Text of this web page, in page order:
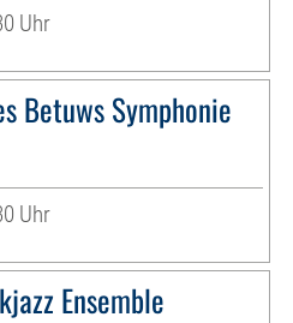
Uhr
Betuws Symphonie
Uhr
Ensemble